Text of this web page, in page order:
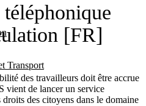
Transport
[FR]
des travailleurs doit être accrue
vient de lancer un service
des citoyens dans le domaine